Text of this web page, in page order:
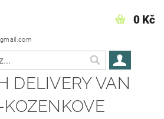
0 Kč
DELIVERY VAN